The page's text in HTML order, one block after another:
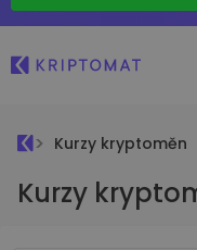
Kurzy kryptoměn
Kurzy